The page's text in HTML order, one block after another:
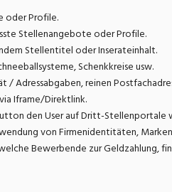
oder Profile.
Stellenangebote oder Profile.
Stellentitel oder Inserateinhalt.
Schenkkreise usw.
reinen
Iframe/Direktlink.
den User auf Dritt-
von Firmenidentitäten,
Bewerbende zur Geldzahlung,